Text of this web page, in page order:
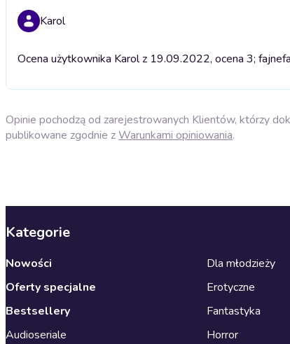
Karol
Ocena użytkownika Karol z 19.09.2022, ocena 3; fajne
Opinie pochodzą od zarejestrowanych Klientów, którzy
publikowane zgodnie zWarunkami opiniowania.
Kategorie
Nowości
Oferty specjalne
Bestsellery
Audioseriale
Dla młodzieży
Erotyczne
Fantastyka
Horror